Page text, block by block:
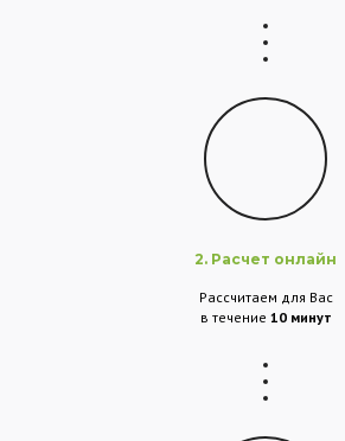
2. Расчет онлайн
Рассчитаем для Вас
в течение 10 минут